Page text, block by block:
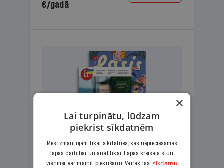
€/gadā
KOMPLEKTS IR + LASIS
×
Lai turpinātu, lūdzam
piekrist sīkdatnēm
Mēs izmantojam tikai sīkdatnes, kas nepieciešamas
lapas darbībai un analītikai. Lapas kreisajā stūrī
vienmēr var mainīt piekrišanu. Vairāk lasi sīkdatņu